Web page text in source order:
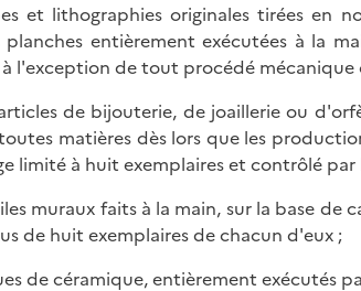
et lithographies originales tirées en
entièrement exécutées à la
l'exception de tout procédé
de bijouterie, de joaillerie ou
matières dès lors que les
limité à huit exemplaires et contrôlé
muraux faits à la main, sur la base
de huit exemplaires de chacun d'eux ;
de céramique, entièrement exécutés